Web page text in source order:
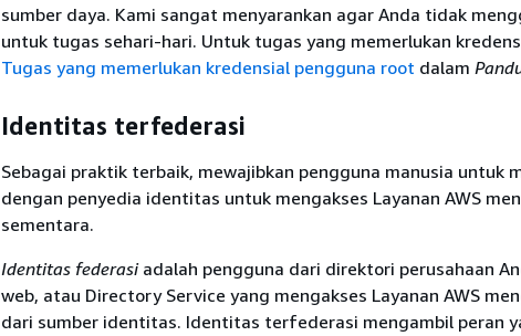
sumber daya. Kami sangat menyarankan agar Anda tidak
untuk tugas sehari-hari. Untuk tugas yang memerlukan
Tugas yang memerlukan kredensial pengguna root dalam
Identitas terfederasi
Sebagai praktik terbaik, mewajibkan pengguna manusia untuk
dengan penyedia identitas untuk mengakses Layanan AWS
sementara.
Identitas federasiadalah pengguna dari direktori perusahaan
web, atau Directory Service yang mengakses Layanan AWS
dari sumber identitas. Identitas terfederasi mengambil peran